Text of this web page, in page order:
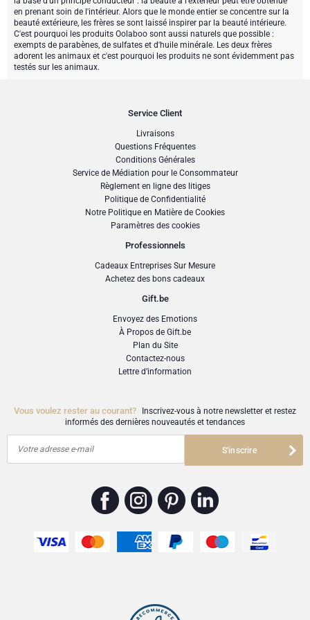
Cadeaux vin
Cadeaux vins mousseux
Cadeaux sans alcool
Meilleures ventes
Marques
Corné Port-Royal chocolats Belges
Type de cadeau
Des cadeaux bien être
Paniers garnis
Type de cadeau
Douceurs en cadeaux
Cadeaux champagne
cadeaux exclusifs
Corné Port-Royal
Dom Pérignon
Lanson Champagne
Pommery Champagne
Veuve Clicquot BESTSELLER
Occasion
Cadeaux de la fête des pères
Meilleures ventes
Nouvelles arrivées
Cadeaux d'affaires
Cadeaux du personnel
Cadeaux mariage
Bon rétablissement
Départ en retraite
Gift.be carte cadeaux
Cadeaux d'Entreprise
Cadeaux d'entreprise
Cadeaux du personnel
Cadeaux personnalisés
en prenant soin de l'intérieur. Alors que le monde entier se concentre sur la
beauté extérieure, les frères se sont laissé inspirer par la beauté intérieure.
C'est pourquoi les produits Oolaboo sont aussi naturels que possible :
exempts de parabènes, de sulfates et d'huile minérale. Les deux frères
adorent les animaux et c'est pourquoi les produits ne sont évidemment pas
testés sur les animaux.
Vous voulez rester au courant?
Inscrivez-vous à notre newsletter et restez
informés des dernières nouveautés et tendances
Votre adresse e-mail S'inscrire
Service Client
Livraisons
Questions Fréquentes
Conditions Générales
Service de Médiation pour le Consommateur
Règlement en ligne des litiges
Politique de Confidentialité
Notre Politique en Matière de Cookies
Paramètres des cookies
Professionnels
Cadeaux Entreprises Sur Mesure
Achetez des bons cadeaux
Gift.be
Envoyez des Emotions
À Propos de Gift.be
Plan du Site
Contactez-nous
Lettre d’information